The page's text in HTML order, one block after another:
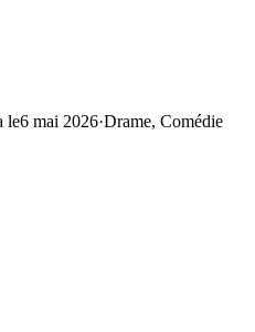
le6 mai 2026·Drame, Comédie